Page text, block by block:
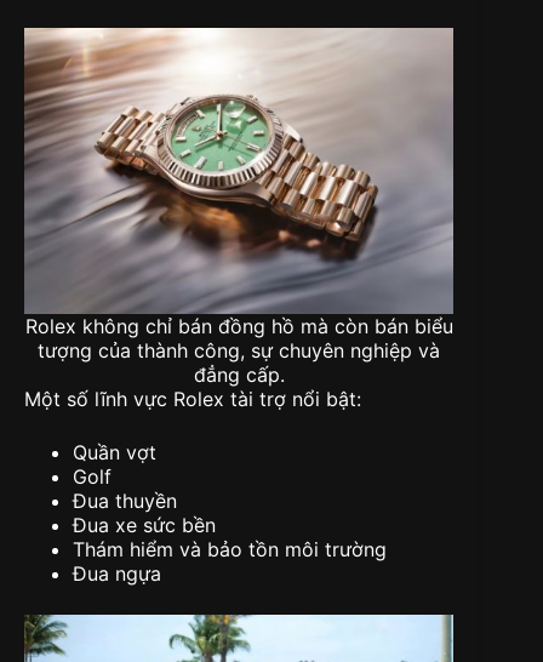
Rolex không chỉ bán đồng hồ mà còn bán biểu
tượng của thành công, sự chuyên nghiệp và
đẳng cấp.
Một số lĩnh vực Rolex tài trợ nổi bật:
Quần vợt
Golf
Đua thuyền
Đua xe sức bền
Thám hiểm và bảo tồn môi trường
Đua ngựa